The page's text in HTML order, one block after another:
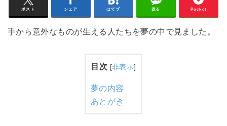
ポスト シェア はてブ 送る Pocket
手から意外なものが生える人たちを夢の中で見ました。
目次 [非表示]
夢の内容
あとがき